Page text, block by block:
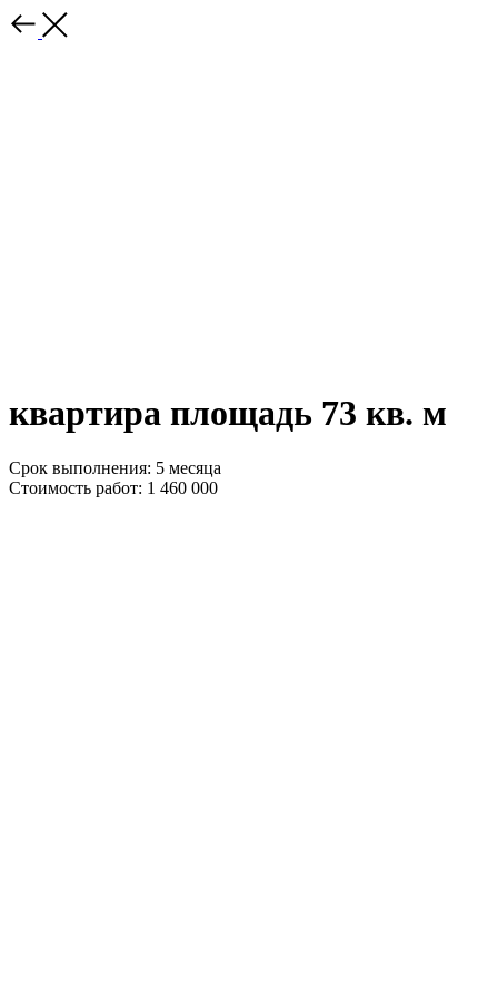
квартира площадь 73 кв. м
Срок выполнения: 5 месяца
Стоимость работ: 1 460 000